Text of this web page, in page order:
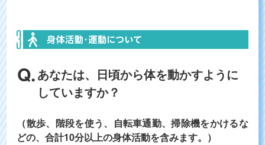
あなたは、日頃から体を動かすように
していますか？
（散歩、階段を使う、自転車通勤、掃除機をかけるな
どの、合計10分以上の身体活動を含みます。）